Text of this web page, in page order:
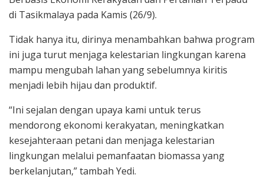
di Tasikmalaya pada Kamis (26/9).
Tidak hanya itu, dirinya menambahkan bahwa program
ini juga turut menjaga kelestarian lingkungan karena
mampu mengubah lahan yang sebelumnya kiritis
menjadi lebih hijau dan produktif.
“Ini sejalan dengan upaya kami untuk terus
mendorong ekonomi kerakyatan, meningkatkan
kesejahteraan petani dan menjaga kelestarian
lingkungan melalui pemanfaatan biomassa yang
berkelanjutan,” tambah Yedi.